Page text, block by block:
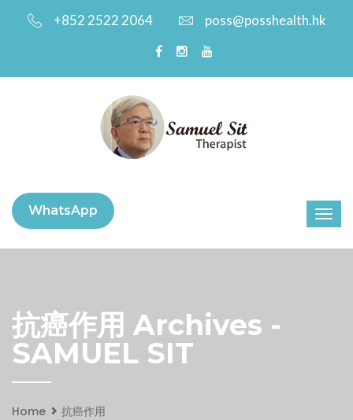
+852 2522 2064 poss@posshealth.hk
WhatsApp
抗癌作用 Archives -
SAMUEL SIT
Home 抗癌作用